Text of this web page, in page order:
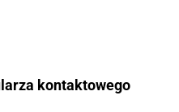
kontaktowego